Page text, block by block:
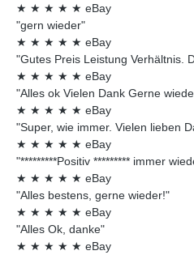
★ ★ ★ ★ ★ eBay
"gern wieder"
★ ★ ★ ★ ★ eBay
"Gutes Preis Leistung Verhältnis.
★ ★ ★ ★ ★ eBay
"Alles ok Vielen Dank Gerne
★ ★ ★ ★ ★ eBay
"Super, wie immer. Vielen lieben
★ ★ ★ ★ ★ eBay
"*********Positiv ********* immer
★ ★ ★ ★ ★ eBay
"Alles bestens, gerne wieder!"
★ ★ ★ ★ ★ eBay
"Alles Ok, danke"
★ ★ ★ ★ ★ eBay